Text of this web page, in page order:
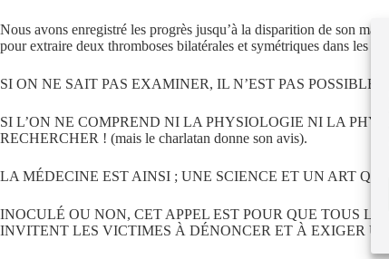
Nous avons enregistré les progrès jusqu’à la disparition de son
pour extraire deux thromboses bilatérales et symétriques dans les
SI ON NE SAIT PAS EXAMINER, IL N’EST PAS POSSIBLE
SI L’ON NE COMPREND NI LA PHYSIOLOGIE NI LA
RECHERCHER ! (mais le charlatan donne son avis).
LA MÉDECINE EST AINSI ; UNE SCIENCE ET UN ART
INOCULÉ OU NON, CET APPEL EST POUR QUE TOUS
INVITENT LES VICTIMES À DÉNONCER ET À EXIGER